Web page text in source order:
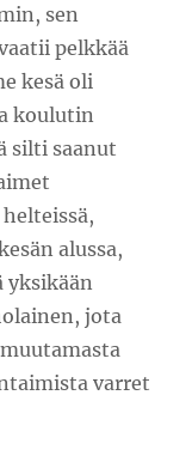
sen
pelkkää
kesä oli
koulutin
silti saanut
alussa,
yksikään
jota
varret